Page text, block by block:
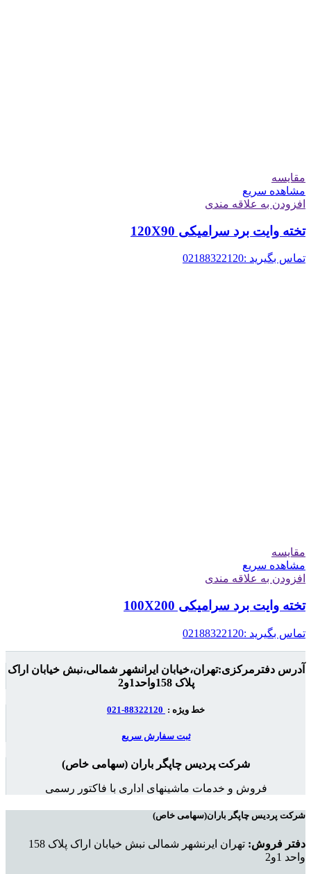
مقایسه
مشاهده سریع
افزودن به علاقه مندی
تخته وایت برد سرامیکی 120X90
تماس بگیرید :02188322120
مقایسه
مشاهده سریع
افزودن به علاقه مندی
تخته وایت برد سرامیکی 100X200
تماس بگیرید :02188322120
آدرس دفترمرکزی:تهران،خیابان ایرانشهر شمالی،نبش خیابان اراک
پلاک 158واحد1و2
خط ویژه :
ثبت سفارش سریع
شرکت پردیس چاپگر باران (سهامی خاص)
فروش و خدمات ماشینهای اداری با فاکتور رسمی
شرکت پردیس چاپگر باران(سهامی خاص)
دفتر فروش:
تهران ایرنشهر شمالی نبش خیابان اراک پلاک 158
واحد 1و2